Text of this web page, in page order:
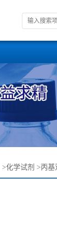
>化学试剂 >丙基